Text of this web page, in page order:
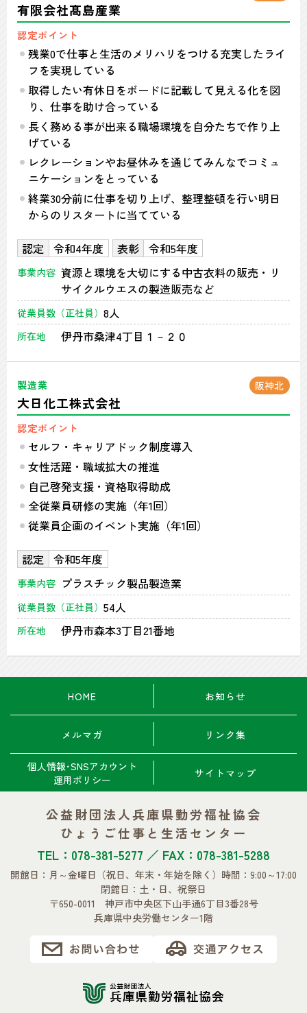
有限会社髙島産業
認定ポイント
残業0で仕事と生活のメリハリをつける充実したライ
フを実現している
取得したい有休日をボードに記載して見える化を図
り、仕事を助け合っている
長く務める事が出来る職場環境を自分たちで作り上
げている
レクレーションやお昼休みを通じてみんなでコミュ
ニケーションをとっている
終業30分前に仕事を切り上げ、整理整頓を行い明日
からのリスタートに当てている
認定 令和4年度 表彰 令和5年度
事業内容 資源と環境を大切にする中古衣料の販売・リ
サイクルウエスの製造販売など
従業員数（正社員） 8人
所在地 伊丹市桑津4丁目１－２０
製造業 阪神北
大日化工株式会社
認定ポイント
セルフ・キャリアドック制度導入
女性活躍・職域拡大の推進
自己啓発支援・資格取得助成
全従業員研修の実施（年1回）
従業員企画のイベント実施（年1回）
認定 令和5年度
事業内容 プラスチック製品製造業
従業員数（正社員） 54人
所在地 伊丹市森本3丁目21番地
HOME お知らせ
メルマガ リンク集
個人情報･SNSアカウント
運用ポリシー
サイトマップ
公益財団法人兵庫県勤労福祉協会
ひょうご仕事と生活センター
TEL：078-381-5277 ／ FAX：078-381-5288
開館日：月～金曜日 （祝日、年末・年始を除く） 時間：9:00～17:00
閉館日：土・日、祝祭日
〒650-0011 神戸市中央区下山手通6丁目3番28号
兵庫県中央労働センター1階